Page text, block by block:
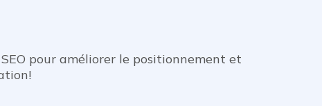
pour améliorer le positionnement et